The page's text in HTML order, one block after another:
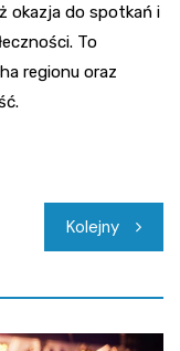
okazja do spotkań i
To
regionu oraz
Kolejny